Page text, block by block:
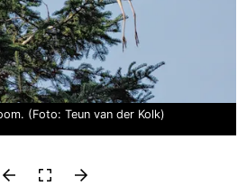
(Foto: Teun van der Kolk)